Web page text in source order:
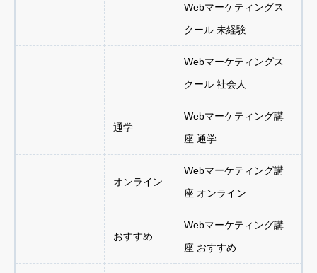
Webマーケティングス
クール 未経験
Webマーケティングス
クール 社会人
通学
Webマーケティング講
座 通学
オンライン
Webマーケティング講
座 オンライン
おすすめ
Webマーケティング講
座 おすすめ